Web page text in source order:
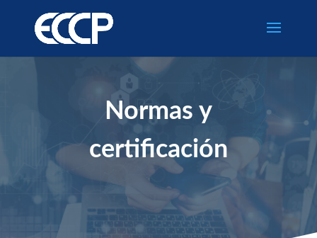
Normas y
certificación